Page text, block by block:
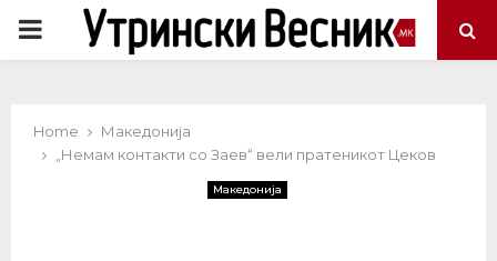
PRIMARY
Home
Македонија
„Немам контакти со Заев“ вели пратеникот Цеков
Македонија